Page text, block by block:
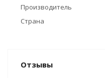
Производитель
Страна
Отзывы